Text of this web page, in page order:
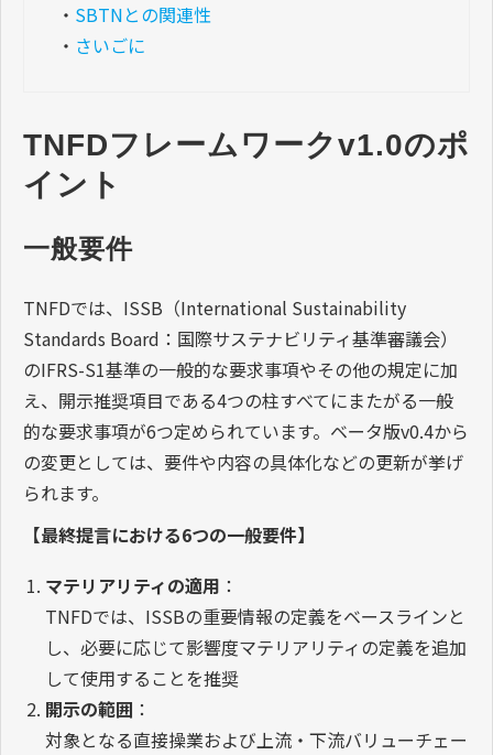
・ SBTNとの関連性
・ さいごに
TNFDフレームワークv1.0のポ
イント
一般要件
TNFDでは、ISSB（International Sustainability
Standards Board：国際サステナビリティ基準審議会）
のIFRS-S1基準の一般的な要求事項やその他の規定に加
え、開示推奨項目である4つの柱すべてにまたがる一般
的な要求事項が6つ定められています。ベータ版v0.4から
の変更としては、要件や内容の具体化などの更新が挙げ
られます。
【最終提言における6つの一般要件】
マテリアリティの適用 ：
TNFDでは、ISSBの重要情報の定義をベースラインと
し、必要に応じて影響度マテリアリティの定義を追加
して使用することを推奨
開示の範囲 ：
対象となる直接操業および上流・下流バリューチェー